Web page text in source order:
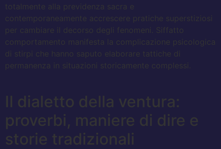
totalmente alla previdenza sacra e
contemporaneamente accrescere pratiche superstiziosi
per cambiare il decorso degli fenomeni. Siffatto
comportamento manifesta la complicazione psicologica
di stirpi che hanno saputo elaborare tattiche di
permanenza in situazioni storicamente complessi.
Il dialetto della ventura:
proverbi, maniere di dire e
storie tradizionali